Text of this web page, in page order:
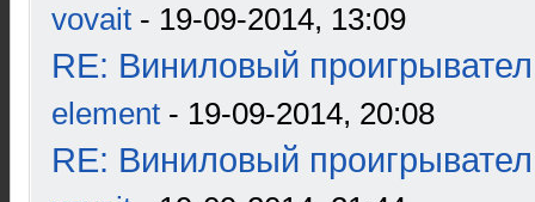
vovait - 19-09-2014, 13:09
RE: Виниловый
element - 19-09-2014, 20:08
RE: Виниловый